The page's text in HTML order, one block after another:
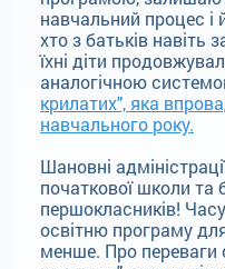
навчальний процес і
хто з батьків навіть
їхні діти
аналогічною
крилатих", яка
навчального року.
Шановні
початкової школи та
першокласників!
освітню програму
менше. Про переваги